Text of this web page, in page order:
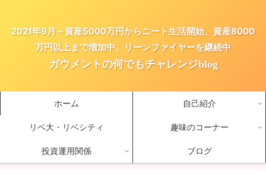
2021年9月～資産5000万円からニート生活開始、資産8000
万円以上まで増加中、リーンファイヤーを継続中
ガウメントの何でもチャレンジblog
ホーム 自己紹介
リベ大・リベシティ 趣味のコーナー
投資運用関係 ブログ